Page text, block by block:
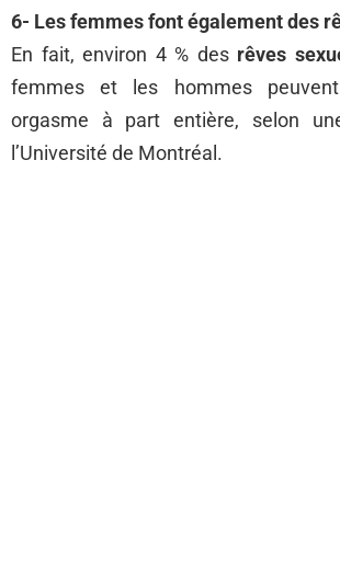
6- Les femmes font également des
En fait, environ 4 % des rêves
femmes et les hommes
orgasme à part entière, selon
l’Université de Montréal.